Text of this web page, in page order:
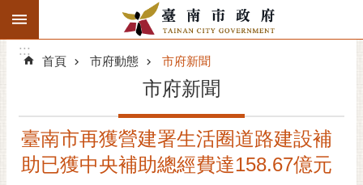
跳到主要內容區塊
搜
階
精彩府城
:::
:::
首頁 市府動態 市府新聞
市府新聞
臺南市再獲營建署生活圈道路建設補
助已獲中央補助總經費達158.67億元